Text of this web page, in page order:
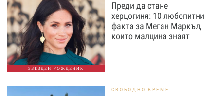
ЗВЕЗДЕН РОЖДЕНИК
Преди да стане
херцогиня: 10 любопитни
факта за Меган Маркъл,
които малцина знаят
СВОБОДНО ВРЕМЕ